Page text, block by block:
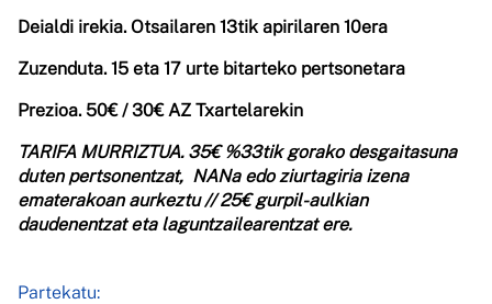
Deialdi irekia. Otsailaren 13tik apirilaren 10era
Zuzenduta.15 eta 17 urte bitarteko pertsonetara
Prezioa. 50€ / 30€ AZ Txartelarekin
TARIFA MURRIZTUA. 35€ %33tik gorako desgaitasuna
duten pertsonentzat, NANa edo ziurtagiria izena
ematerakoan aurkeztu // 25€ gurpil-aulkian
daudenentzat eta laguntzailearentzat ere.
Partekatu: